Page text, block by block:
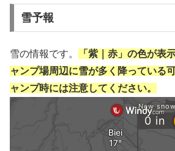
雪予報
雪の情報です。
「紫｜赤」の色が表
ャンプ場周辺に雪が多く降っている
ャンプ時には注意してください。